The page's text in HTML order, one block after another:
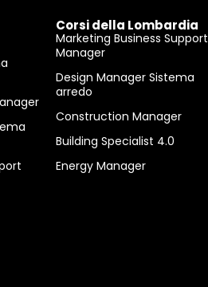
Corsi della Lombardia
Marketing Business Support
Manager
Design Manager Sistema
arredo
Construction Manager
Building Specialist 4.0
Energy Manager